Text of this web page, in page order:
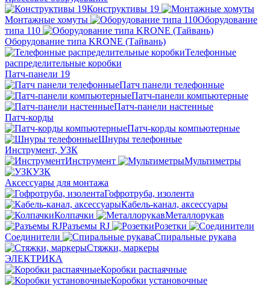
Конструктивы 19
Монтажные хомуты
Оборудование
типа 110
Оборудование типа KRONE (Тайвань)
Телефонные
распределительные коробки
Патч-панели 19
Патч панели телефонные
Патч-панели компьютерные
Патч-панели настенные
Патч-корды
Патч-корды компьютерные
Шнуры телефонные
Инструмент, УЗК
Инструмент
Мультиметры
УЗК
Аксессуары для монтажа
Гофротруба, изолента
Кабель-канал, аксессуары
Колпачки
Металлорукав
Разъемы RJ
Розетки
Соединители
Спиральные рукава
Стяжки, маркеры
ЭЛЕКТРИКА
Коробки распаячные
Коробки установочные